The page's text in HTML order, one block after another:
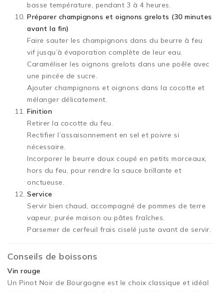
basse température, pendant 3 à 4 heures.
Préparer champignons et oignons grelots (30 minutes
avant la fin)
Faire sauter les champignons dans du beurre à feu
vif jusqu’à évaporation complète de leur eau.
Caraméliser les oignons grelots dans une poêle avec
une pincée de sucre.
Ajouter champignons et oignons dans la cocotte et
mélanger délicatement.
Finition
Retirer la cocotte du feu.
Rectifier l’assaisonnement en sel et poivre si
nécessaire.
Incorporer le beurre doux coupé en petits morceaux,
hors du feu, pour rendre la sauce brillante et
onctueuse.
Service
Servir bien chaud, accompagné de pommes de terre
vapeur, purée maison ou pâtes fraîches.
Parsemer de cerfeuil frais ciselé juste avant de servir.
Conseils de boissons
Vin rouge
Un Pinot Noir de Bourgogne est le choix classique et idéal